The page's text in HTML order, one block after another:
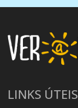
LINKS ÚTEIS